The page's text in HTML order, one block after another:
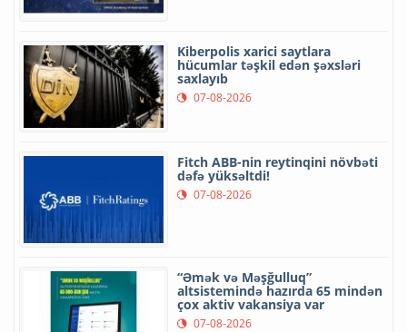
Kiberpolis xarici saytlara
hücumlar təşkil edən şəxsləri
saxlayıb
07-08-2026
Fitch ABB-nin reytinqini növbəti
dəfə yüksəltdi!
07-08-2026
“Əmək və Məşğulluq”
altsistemində hazırda 65 mindən
çox aktiv vakansiya var
07-08-2026